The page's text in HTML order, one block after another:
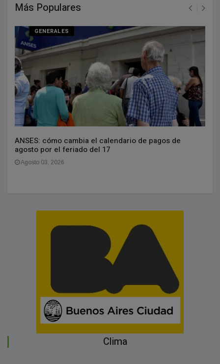
Más Populares
GENERALES
ANSES: cómo cambia el calendario de pagos de
agosto por el feriado del 17
Agosto 03, 2026
Clima